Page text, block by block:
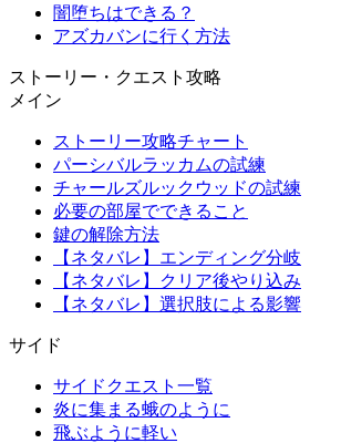
闇堕ちはできる？
アズカバンに行く方法
ストーリー・クエスト攻略
メイン
ストーリー攻略チャート
パーシバルラッカムの試練
チャールズルックウッドの試練
必要の部屋でできること
鍵の解除方法
【ネタバレ】エンディング分岐
【ネタバレ】クリア後やり込み
【ネタバレ】選択肢による影響
サイド
サイドクエスト一覧
炎に集まる蛾のように
飛ぶように軽い